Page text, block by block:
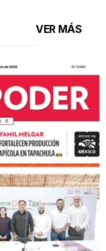
VER MÁS